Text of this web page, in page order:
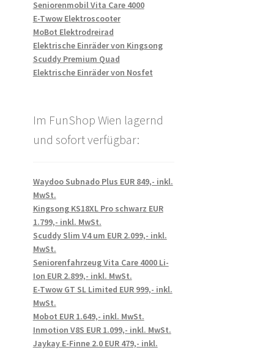
Seniorenmobil Vita Care 4000
E-Twow Elektroscooter
MoBot Elektrodreirad
Elektrische Einräder von Kingsong
Scuddy Premium Quad
Elektrische Einräder von Nosfet
Im FunShop Wien lagernd
und sofort verfügbar:
Waydoo Subnado Plus EUR 849,- inkl.
MwSt.
Kingsong KS18XL Pro schwarz EUR
1.799,- inkl. MwSt.
Scuddy Slim V4 um EUR 2.099,- inkl.
MwSt.
Seniorenfahrzeug Vita Care 4000 Li-
Ion EUR 2.899,- inkl. MwSt.
E-Twow GT SL Limited EUR 999,- inkl.
MwSt.
Mobot EUR 1.649,- inkl. MwSt.
Inmotion V8S EUR 1.099,- inkl. MwSt.
Jaykay E-Finne 2.0 EUR 479,- inkl.